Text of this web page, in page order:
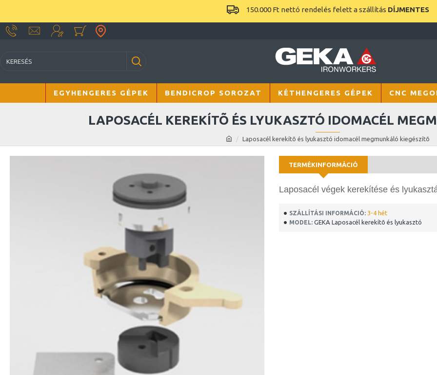
150.000 Ft nettó rendelés felett a szállítás DÍJMENTES
EGYHENGERES GÉPEK BENDICROP SOROZAT KÉTHENGERES GÉPEK CNC
Laposacél kerekítõ és lyukasztó idomacél megmunkáló kiegészítõ
LAPOSACÉL KEREKÍTÕ ÉS LYUKASZTÓ IDOMACÉL
TERMÉKINFORMÁCIÓ
Laposacél végek kerekítése és
SZÁLLÍTÁSI INFORMÁCIÓ: 3-4 hét
MODEL: GEKA Laposacél kerekítõ és lyukasztó